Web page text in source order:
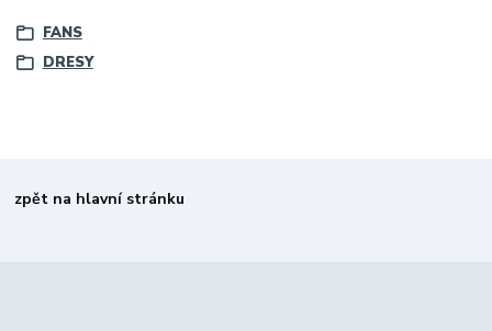
FANS
DRESY
zpět na hlavní stránku